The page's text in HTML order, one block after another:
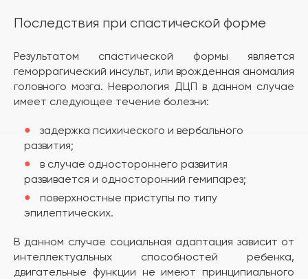
Последствия при спастической форме
Результатом спастической формы является
геморрагический инсульт, или врожденная аномалия
головного мозга. Неврология ДЦП в данном случае
имеет следующее течение болезни:
задержка психического и вербального
развития;
в случае одностороннего развития
развивается и односторонний гемипарез;
поверхностные приступы по типу
эпилептических.
В данном случае социальная адаптация зависит от
интеллектуальных способностей ребенка,
двигательные функции не имеют принципиального